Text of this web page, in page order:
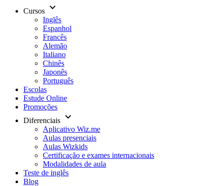
Cursos keyboard_arrow_down
Inglês
Espanhol
Francês
Alemão
Italiano
Chinês
Japonês
Português
Escolas
Estude Online
Promoções
Diferenciais keyboard_arrow_down
Aplicativo Wiz.me
Aulas presenciais
Aulas Wizkids
Certificação e exames internacionais
Modalidades de aula
Teste de inglês
Blog